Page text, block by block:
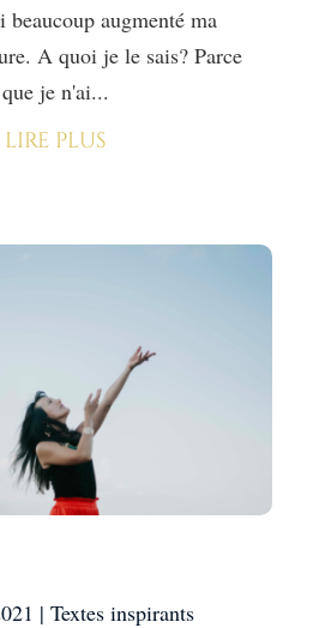
beaucoup augmenté ma
A quoi je le sais? Parce
que je n'ai...
lire plus
| Textes inspirants